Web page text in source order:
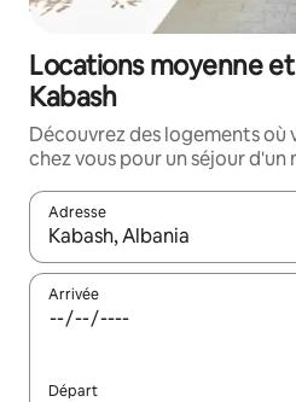
Locations moyenne
Kabash
Découvrez des logements où
chez vous pour un séjour d'un
Adresse
Lorsque les résultats
Arrivée
Départ